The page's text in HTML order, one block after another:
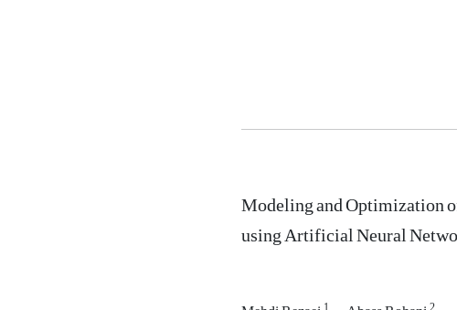
Modeling and Optimization
using Artificial Neural